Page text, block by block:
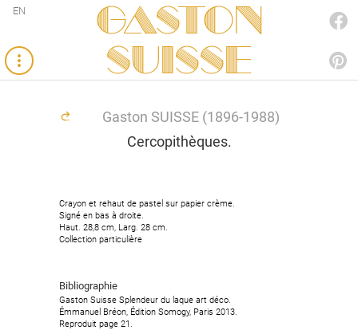
Gaston
SUISSE
EN
Gaston SUISSE (1896-1988)
Cercopithèques.
Crayon et rehaut de pastel sur papier crème.
Signé en bas à droite.
Haut. 28,8 cm, Larg. 28 cm.
Collection particulière
Bibliographie
Gaston Suisse Splendeur du laque art déco.
Émmanuel Bréon, Édition Somogy, Paris 2013.
Reproduit page 21.